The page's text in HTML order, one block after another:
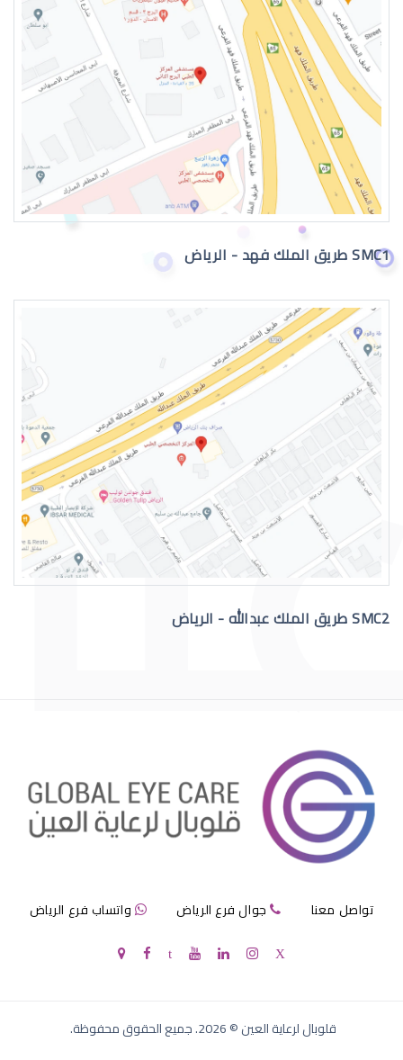
الماء البيضاء في العين وعلاجها
اعراض الماء الابيض في العين وعلاجه
الماء الابيض بالعين
الماء الابيض بالعين اسبابه
الماء الابيض العين
SMC1 طريق الملك فهد - الرياض
SMC2 طريق الملك عبدالله - الرياض
تواصل معنا جوال فرع الرياض واتساب فرع الرياض
قلوبال لرعاية العين©
2026. جميع الحقوق محفوظة.